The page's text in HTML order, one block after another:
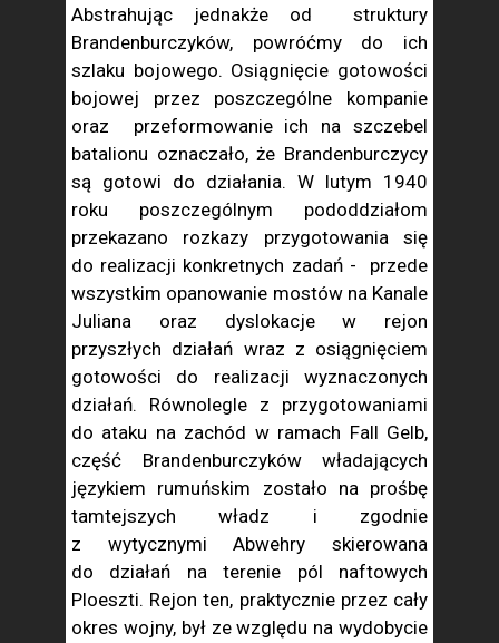
Abstrahując jednakże od struktury
Brandenburczyków, powróćmy do ich
szlaku bojowego. Osiągnięcie gotowości
bojowej przez poszczególne kompanie
oraz przeformowanie ich na szczebel
batalionu oznaczało, że Brandenburczycy
są gotowi do działania. W lutym 1940
roku poszczególnym pododdziałom
przekazano rozkazy przygotowania się
do realizacji konkretnych zadań - przede
wszystkim opanowanie mostów na Kanale
Juliana oraz dyslokacje w rejon
przyszłych działań wraz z osiągnięciem
gotowości do realizacji wyznaczonych
działań. Równolegle z przygotowaniami
do ataku na zachód w ramach Fall Gelb,
część Brandenburczyków władających
językiem rumuńskim zostało na prośbę
tamtejszych władz i zgodnie
z wytycznymi Abwehry skierowana
do działań na terenie pól naftowych
Ploeszti. Rejon ten, praktycznie przez cały
okres wojny, był ze względu na wydobycie